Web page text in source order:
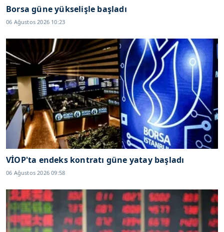
Borsa güne yükselişle başladı
06 Ağustos 2026 10:23
VİOP'ta endeks kontratı güne yatay başladı
06 Ağustos 2026 09:58